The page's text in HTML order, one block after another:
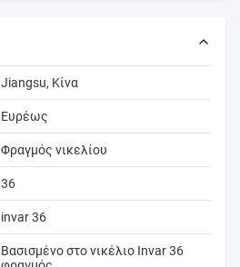
Jiangsu, Κίνα
Ευρέως
Φραγμός νικελίου
36
invar 36
Βασισμένο στο νικέλιο Invar 36